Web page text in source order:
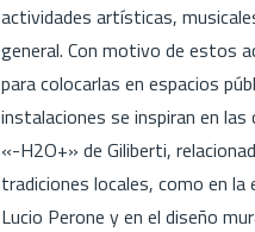
actividades artísticas,
general. Con motivo de estos
para colocarlas en espacios
instalaciones se inspiran en
«-H2O+» de Giliberti,
tradiciones locales, como en
Lucio Perone y en el diseño